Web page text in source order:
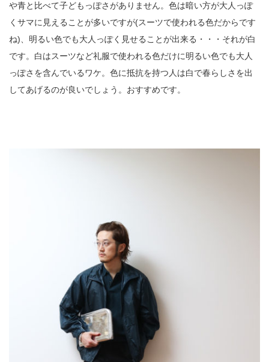
や青と比べて子どもっぽさがありません。色は暗い方が大人っぽ
くサマに見えることが多いですが(スーツで使われる色だからです
ね)、明るい色でも大人っぽく見せることが出来る・・・それが白
です。白はスーツなど礼服で使われる色だけに明るい色でも大人
っぽさを含んでいるワケ。色に抵抗を持つ人は白で春らしさを出
してあげるのが良いでしょう。おすすめです。